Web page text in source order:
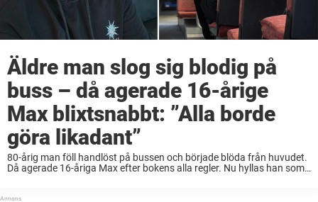
Äldre man slog sig blodig på
buss – då agerade 16-årige
Max blixtsnabbt: ”Alla borde
göra likadant”
80-årig man föll handlöst på bussen och började blöda från huvudet.
Då agerade 16-åriga Max efter bokens alla regler. Nu hyllas han som